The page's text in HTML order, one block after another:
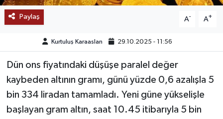
Paylaş A- A+
Kurtuluş Karaaslan 29.10.2025 - 11:56
Dün ons fiyatındaki düşüşe paralel değer
kaybeden altının gramı, günü yüzde 0,6 azalışla 5
bin 334 liradan tamamladı. Yeni güne yükselişle
başlayan gram altın, saat 10.45 itibarıyla 5 bin
POPÜLER
TREND
MEDYA